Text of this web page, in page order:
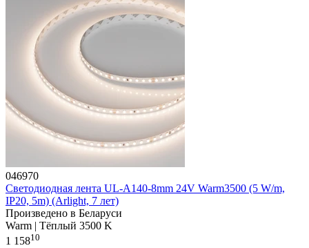
046970
Светодиодная лента UL-A140-8mm 24V Warm3500 (5 W/m,
IP20, 5m) (Arlight, 7 лет)
Произведено в Беларуси
Warm | Тёплый 3500 K
1 15810